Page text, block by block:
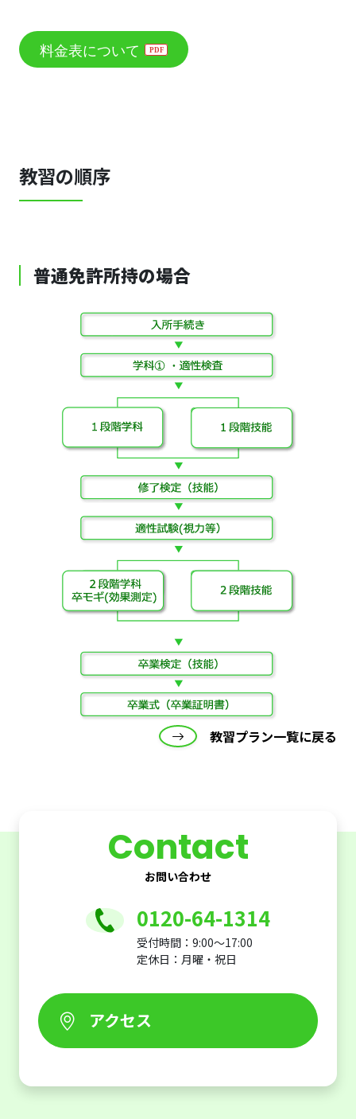
料金表について
教習の順序
普通免許所持の場合
教習プラン一覧に戻る
Contact
お問い合わせ
0120-64-1314
受付時間：9:00～17:00
定休日：月曜・祝日
アクセス